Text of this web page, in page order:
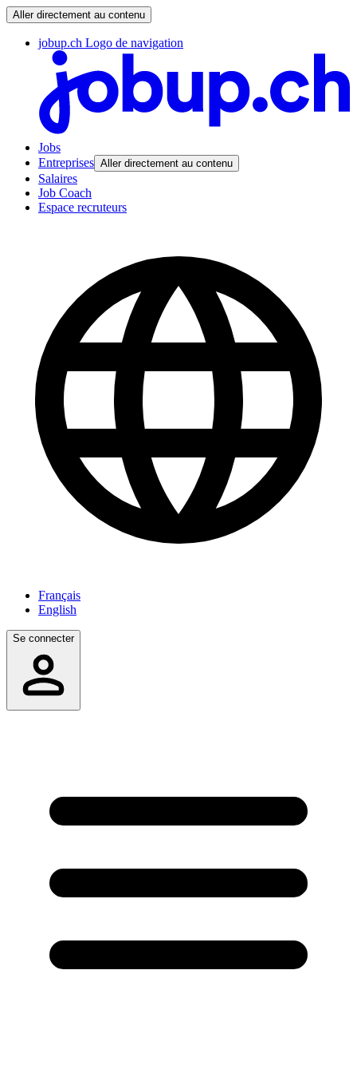
Aller directement au contenu
jobup.ch Logo de navigation
Jobs
Entreprises Aller directement au contenu
Salaires
Job Coach
Espace recruteurs
Français
English
Se connecter